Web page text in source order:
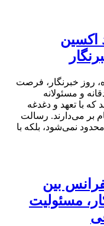
اکسین
روز خبرنگار، فرصت
و مسئولانه
با تعهد و دغدغه‌
بر می‌دارند. رسالت
نمی‌شود، بلکه با
بین
مسئولیت